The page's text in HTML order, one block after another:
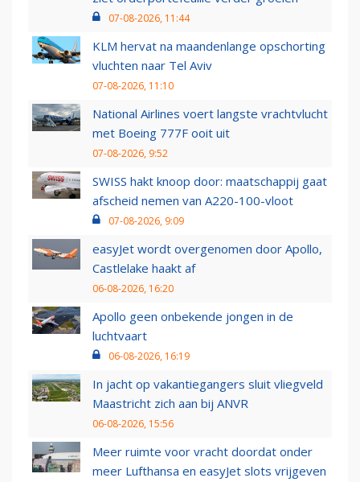
07-08-2026, 11:44
KLM hervat na maandenlange opschorting
vluchten naar Tel Aviv
07-08-2026, 11:10
National Airlines voert langste vrachtvlucht
met Boeing 777F ooit uit
07-08-2026, 9:52
SWISS hakt knoop door: maatschappij gaat
afscheid nemen van A220-100-vloot
07-08-2026, 9:09
easyJet wordt overgenomen door Apollo,
Castlelake haakt af
06-08-2026, 16:20
Apollo geen onbekende jongen in de
luchtvaart
06-08-2026, 16:19
In jacht op vakantiegangers sluit vliegveld
Maastricht zich aan bij ANVR
06-08-2026, 15:56
Meer ruimte voor vracht doordat onder
meer Lufthansa en easyJet slots vrijgeven